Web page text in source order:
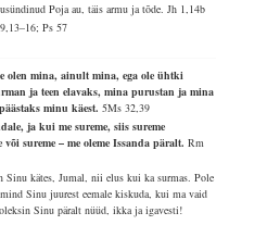
Poja au, täis armu ja tõde.Jh 1,14b
Ps 57
olen mina, ainult mina, ega ole ühtki
ja teen elavaks, mina purustan ja mina
minu käest.5Ms 32,39
ja kui me sureme, siis sureme
või sureme – me oleme Issanda päralt.Rm
Sinu kätes, Jumal, nii elus kui ka surmas. Pole
Sinu juurest eemale kiskuda, kui ma vaid
Sinu päralt nüüd, ikka ja igavesti!